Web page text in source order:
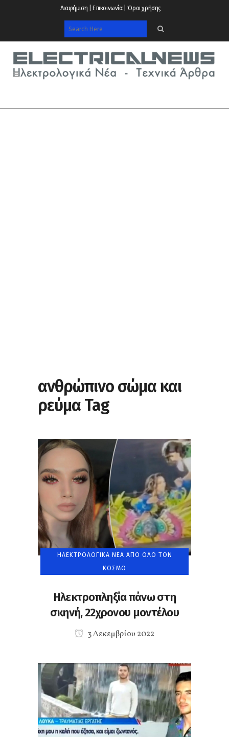
Διαφήμιση | Επικοινωνία | Όροι χρήσης
ανθρώπινο σώμα και
ρεύμα Tag
ΗΛΕΚΤΡΟΛΟΓΙΚΆ ΝΈΑ ΑΠΌ ΌΛΟ ΤΟΝ
ΚΌΣΜΟ
Ηλεκτροπληξία πάνω στη
σκηνή, 22χρονου μοντέλου
3 Δεκεμβρίου 2022